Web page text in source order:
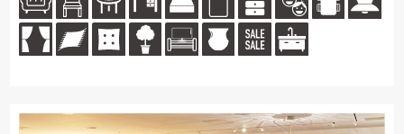
続きを読む